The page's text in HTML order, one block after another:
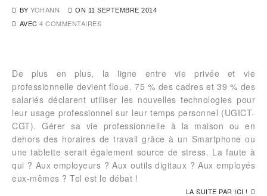
BY YOHANN ON 11 SEPTEMBRE 2014
AVEC 4 COMMENTAIRES
De plus en plus, la ligne entre vie privée et vie
professionnelle devient floue. 75 % des cadres et 39 % des
salariés déclarent utiliser les nouvelles technologies pour
leur usage professionnel sur leur temps personnel (UGICT-
CGT). Gérer sa vie professionnelle à la maison ou en
dehors des horaires de travail grâce à un Smartphone ou
une tablette serait également source de stress. La faute à
qui ? Aux employeurs ? Aux outils digitaux ? Aux employés
eux-mêmes ? Tel est le débat !
LA SUITE PAR ICI !